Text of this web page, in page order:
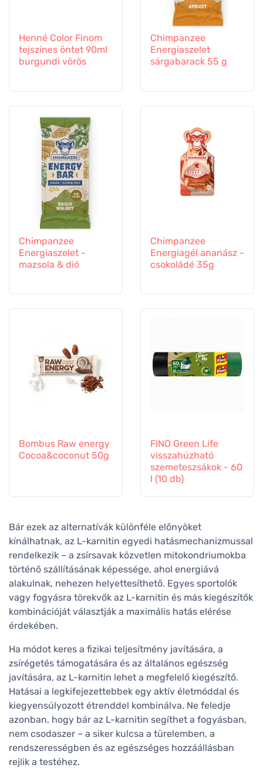
Henné Color Finom
tejszínes öntet 90ml
burgundi vörös
Chimpanzee
Energiaszelet
sárgabarack 55 g
Chimpanzee
Energiaszelet -
mazsola & dió
Chimpanzee
Energiagél ananász -
csokoládé 35g
Bombus Raw energy
Cocoa&coconut 50g
FINO Green Life
visszahúzható
szemeteszsákok - 60
l (10 db)
Bár ezek az alternatívák különféle előnyöket
kínálhatnak, az L-karnitin egyedi hatásmechanizmussal
rendelkezik – a zsírsavak közvetlen mitokondriumokba
történő szállításának képessége, ahol energiává
alakulnak, nehezen helyettesíthető. Egyes sportolók
vagy fogyásra törekvők az L-karnitin és más kiegészítők
kombinációját választják a maximális hatás elérése
érdekében.
Ha módot keres a fizikai teljesítmény javítására, a
zsírégetés támogatására és az általános egészség
javítására, az L-karnitin lehet a megfelelő kiegészítő.
Hatásai a legkifejezettebbek egy aktív életmóddal és
kiegyensúlyozott étrenddel kombinálva. Ne feledje
azonban, hogy bár az L-karnitin segíthet a fogyásban,
nem csodaszer – a siker kulcsa a türelemben, a
rendszerességben és az egészséges hozzáállásban
rejlik a testéhez.